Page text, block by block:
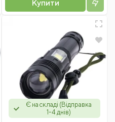
Купити
Є на складі (Відправка
1-4 днів)